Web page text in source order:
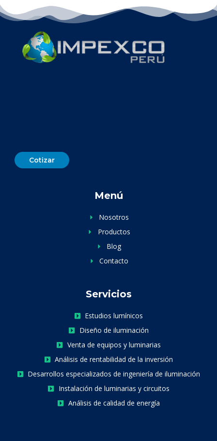
Cotizar
Menú
Nosotros
Productos
Blog
Contacto
Servicios
Estudios lumínicos
Diseño de iluminación
Venta de equipos y luminarias
Análisis de rentabilidad de la inversión
Desarrollos especializados de ingeniería de iluminación
Instalación de luminarias y circuitos
Análisis de calidad de energía